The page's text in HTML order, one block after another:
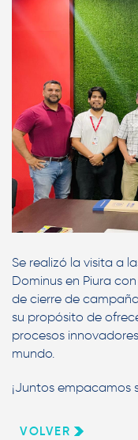
Se realizó la visita a
Dominus en Piura
de cierre de
su propósito de
procesos
mundo.
¡Juntos empacamos
VOLVER